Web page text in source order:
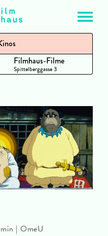
Filmhaus-Filme
Spittelberggasse 3
| OmeU